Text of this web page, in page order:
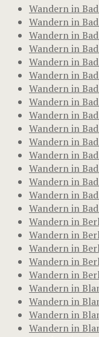
Wandern in
Wandern in
Wandern in
Wandern in
Wandern in
Wandern in
Wandern in
Wandern in
Wandern in
Wandern in
Wandern in
Wandern in
Wandern in
Wandern in
Wandern in
Wandern in
Wandern in
Wandern in
Wandern in
Wandern in
Wandern in
Wandern in
Wandern in
Wandern in
Wandern in